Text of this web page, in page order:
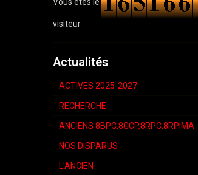
visiteur
Actualités
ACTIVES 2025-2027
RECHERCHE
ANCIENS 8BPC,8GCP,8RPC,8RPIMA
NOS DISPARUS
L'ANCIEN